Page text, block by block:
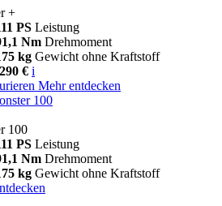
+
PS Leistung
Nm Drehmoment
kg Gewicht ohne Kraftstoff
€ i
Mehr entdecken
100
100
PS Leistung
Nm Drehmoment
kg Gewicht ohne Kraftstoff